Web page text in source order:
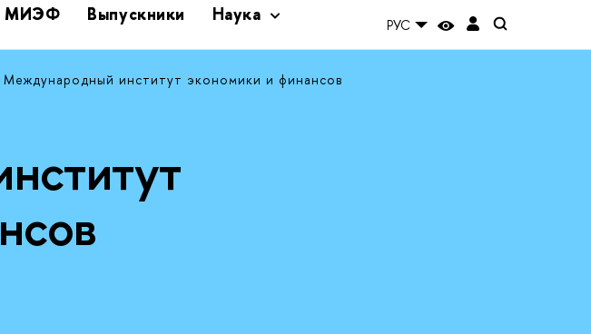
МИЭФ Выпускники
Наука
РУС
Международный институт экономики и финансов